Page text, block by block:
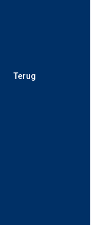
Terug